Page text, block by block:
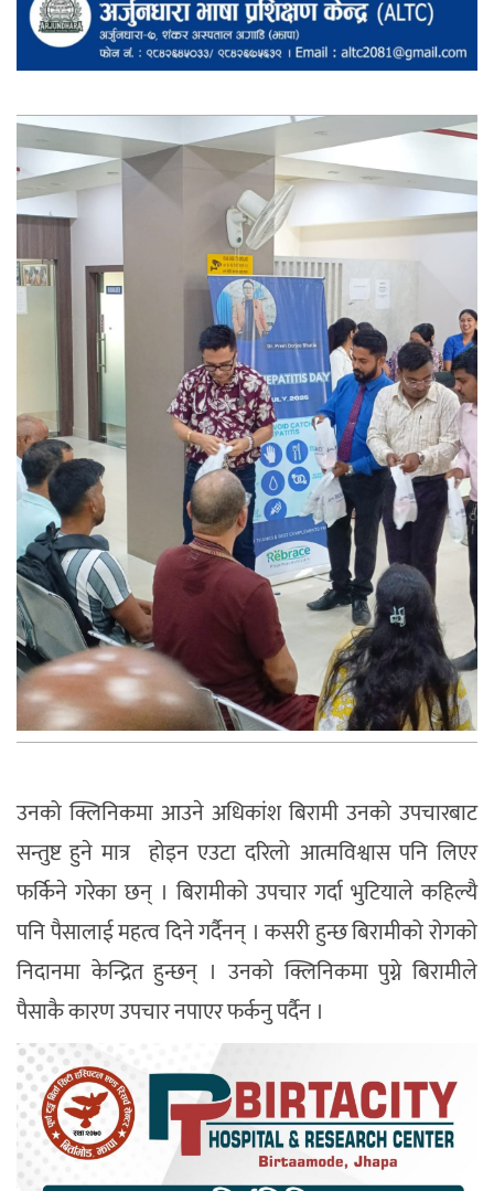
उनको क्लिनिकमा आउने अधिकांश बिरामी उनको उपचारबाट
सन्तुष्ट हुने मात्र होइन एउटा दरिलो आत्मविश्वास पनि लिएर
फर्किने गरेका छन् । बिरामीको उपचार गर्दा भुटियाले कहिल्यै
पनि पैसालाई महत्व दिने गर्दैनन् । कसरी हुन्छ बिरामीको रोगको
निदानमा केन्द्रित हुन्छन् । उनको क्लिनिकमा पुग्ने बिरामीले
पैसाकै कारण उपचार नपाएर फर्कनु पर्दैन ।